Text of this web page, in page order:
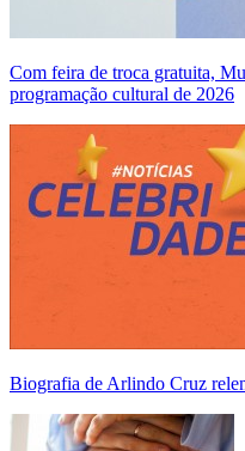
Com feira de troca gratuita,
programação cultural de 2026
Biografia de Arlindo Cruz